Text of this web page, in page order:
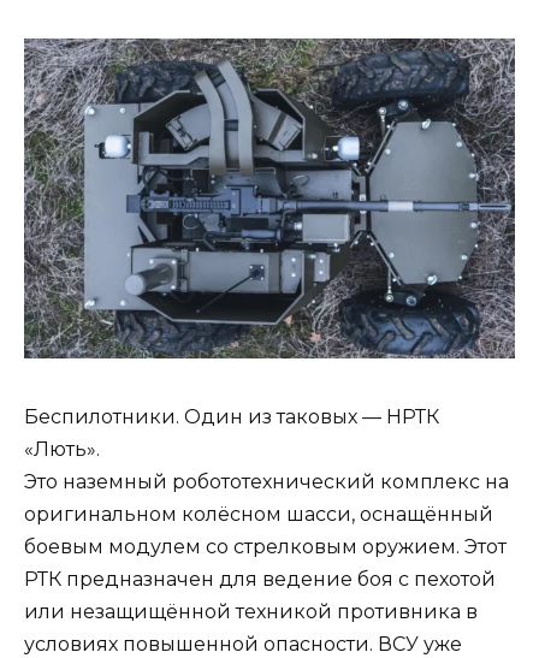
Беспилотники. Один из таковых — НРТК
«Лють».
Это наземный робототехнический комплекс на
оригинальном колёсном шасси, оснащённый
боевым модулем со стрелковым оружием. Этот
РТК предназначен для ведение боя с пехотой
или незащищённой техникой противника в
условиях повышенной опасности. ВСУ уже